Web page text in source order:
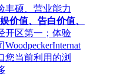
丰硕、营业能力
价值、告白价值、
开区第一；体验
您当前利用的浏